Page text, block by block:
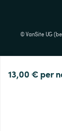
13,00 € per
© VanSite UG